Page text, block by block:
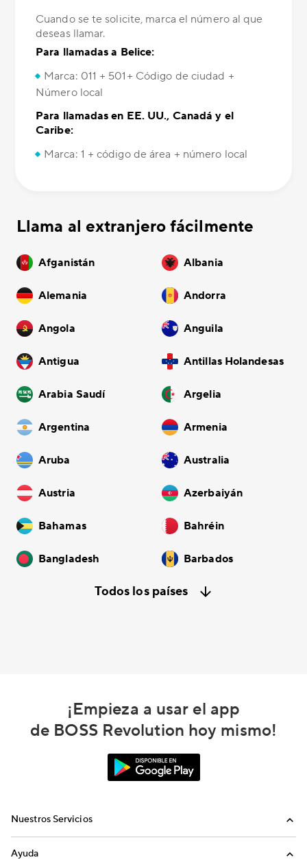
Cuando se te solicite, marca el número al que
deseas llamar.
Para llamadas a Belice:
Marca: 011 + 501+ Código de ciudad +
Número local
Para llamadas en EE. UU., Canadá y el
Caribe:
Marca: 1 + código de área + número local
Llama al extranjero fácilmente
Afganistán Albania
Alemania Andorra
Angola Anguila
Antigua Antillas Holandesas
Arabia Saudí Argelia
Argentina Armenia
Aruba Australia
Austria Azerbaiyán
Bahamas Bahréin
Bangladesh Barbados
Todos los países
¡Empieza a usar el app
de BOSS Revolution hoy mismo!
Nuestros Servicios
Ayuda